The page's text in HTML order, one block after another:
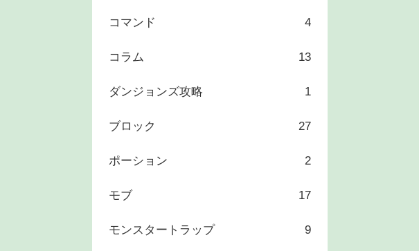
コマンド 4
コラム 13
ダンジョンズ攻略 1
ブロック 27
ポーション 2
モブ 17
モンスタートラップ 9